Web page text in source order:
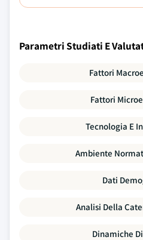
Parametri Studiati E
Fattori
Fattori
Tecnologia E
Ambiente
Dati
Analisi Della
Dinamiche